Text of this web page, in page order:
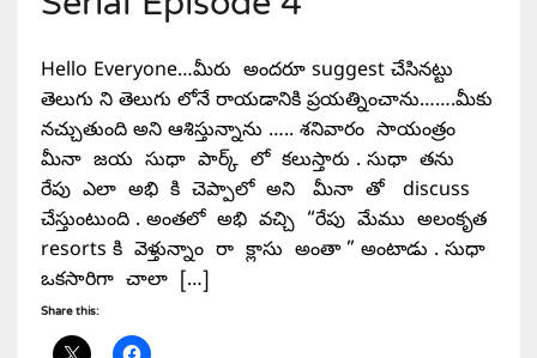
Hello Everyone…మీరు అందరూ suggest చేసినట్టు
తెలుగు ని తెలుగు లోనే రాయడానికి ప్రయత్నించాను…….మీకు
నచ్చుతుంది అని ఆశిస్తున్నాను ….. శనివారం సాయంత్రం
మీనా జయ సుధా పార్క్ లో కలుస్తారు . సుధా తను
రేపు ఎలా అభి కి చెప్పాలో అని మీనా తో discuss
చేస్తుంటుంది . అంతలో అభి వచ్చి “రేపు మేము అలంకృత
resorts కి వెళ్తున్నాం రా క్లాసు అంతా ” అంటాడు . సుధా
ఒకసారిగా చాలా […]
Share this: